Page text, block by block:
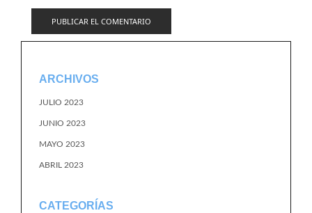
ARCHIVOS
JULIO 2023
JUNIO 2023
MAYO 2023
ABRIL 2023
CATEGORÍAS